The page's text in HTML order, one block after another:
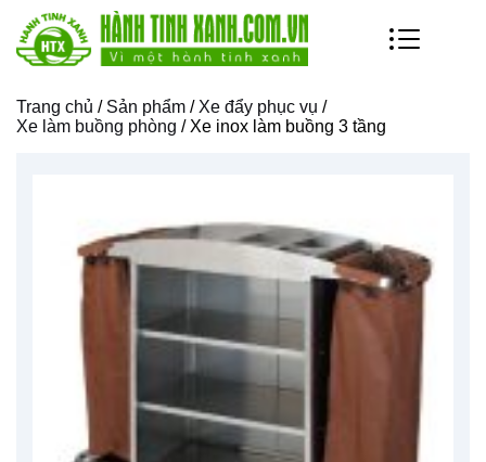
Trang chủ / Sản phẩm / Xe đẩy phục vụ /
Xe làm buồng phòng / Xe inox làm buồng 3 tầng